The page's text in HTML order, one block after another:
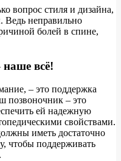
вопрос стиля и дизайна,
Ведь неправильно
болей в спине,
всё!
– это поддержка
позвоночник – это
ей надежную
свойствами.
иметь достаточно
чтобы поддерживать